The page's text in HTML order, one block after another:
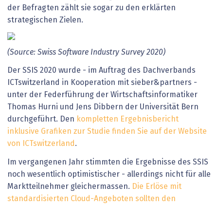
der Befragten zählt sie sogar zu den erklärten
strategischen Zielen.
(Source: Swiss Software Industry Survey 2020)
Der SSIS 2020 wurde - im Auftrag des Dachverbands
ICTswitzerland in Kooperation mit sieber&partners -
unter der Federführung der Wirtschaftsinformatiker
Thomas Hurni und Jens Dibbern der Universität Bern
durchgeführt. Den kompletten Ergebnisbericht
inklusive Grafiken zur Studie finden Sie auf der Website
von ICTswitzerland .
Im vergangenen Jahr stimmten die Ergebnisse des SSIS
noch wesentlich optimistischer - allerdings nicht für alle
Marktteilnehmer gleichermassen. Die Erlöse mit
standardisierten Cloud-Angeboten sollten den